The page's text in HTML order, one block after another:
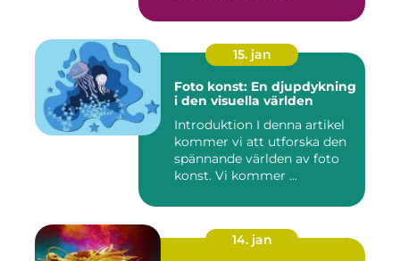
15. jan
Foto konst: En djupdykning
i den visuella världen
Introduktion I denna artikel
kommer vi att utforska den
spännande världen av foto
konst. Vi kommer ...
14. jan